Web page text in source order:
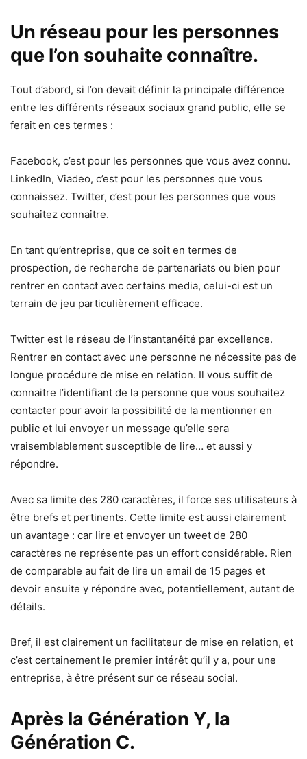
Un réseau pour les personnes
que l’on souhaite connaître.
Tout d’abord, si l’on devait définir la principale différence
entre les différents réseaux sociaux grand public, elle se
ferait en ces termes :
Facebook, c’est pour les personnes que vous avez connu.
LinkedIn, Viadeo, c’est pour les personnes que vous
connaissez. Twitter, c’est pour les personnes que vous
souhaitez connaitre.
En tant qu’entreprise, que ce soit en termes de
prospection, de recherche de partenariats ou bien pour
rentrer en contact avec certains media, celui-ci est un
terrain de jeu particulièrement efficace.
Twitter est le réseau de l’instantanéité par excellence.
Rentrer en contact avec une personne ne nécessite pas de
longue procédure de mise en relation. Il vous suffit de
connaitre l’identifiant de la personne que vous souhaitez
contacter pour avoir la possibilité de la mentionner en
public et lui envoyer un message qu’elle sera
vraisemblablement susceptible de lire… et aussi y
répondre.
Avec sa limite des 280 caractères, il force ses utilisateurs à
être brefs et pertinents. Cette limite est aussi clairement
un avantage : car lire et envoyer un tweet de 280
caractères ne représente pas un effort considérable. Rien
de comparable au fait de lire un email de 15 pages et
devoir ensuite y répondre avec, potentiellement, autant de
détails.
Bref, il est clairement un facilitateur de mise en relation, et
c’est certainement le premier intérêt qu’il y a, pour une
entreprise, à être présent sur ce réseau social.
Après la Génération Y, la
Génération C.